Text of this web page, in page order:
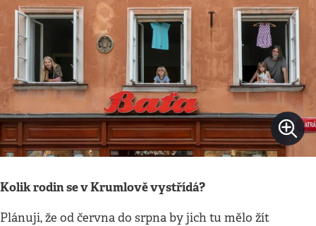
Kolik rodin se v Krumlově vystřídá?
Plánuji, že od června do srpna by jich tu mělo žít